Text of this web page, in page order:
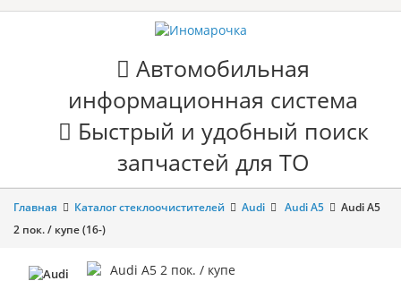
Автомобильная
информационная система
Быстрый и удобный поиск
запчастей для ТО
Главная Каталог стеклоочистителей Audi Audi A5
Audi A5
2 пок. / купе (16-)